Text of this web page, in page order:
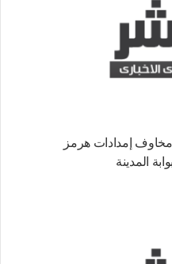
مخاوف إمدادات هرمز
المدينة